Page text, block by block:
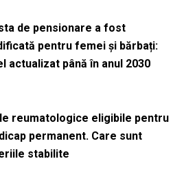
de pensionare a fost
pentru femei și bărbați:
actualizat până în anul 2030
reumatologice eligibile pentru
permanent. Care sunt
stabilite